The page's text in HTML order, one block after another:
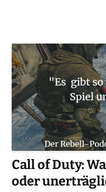
Call of Duty:
oder